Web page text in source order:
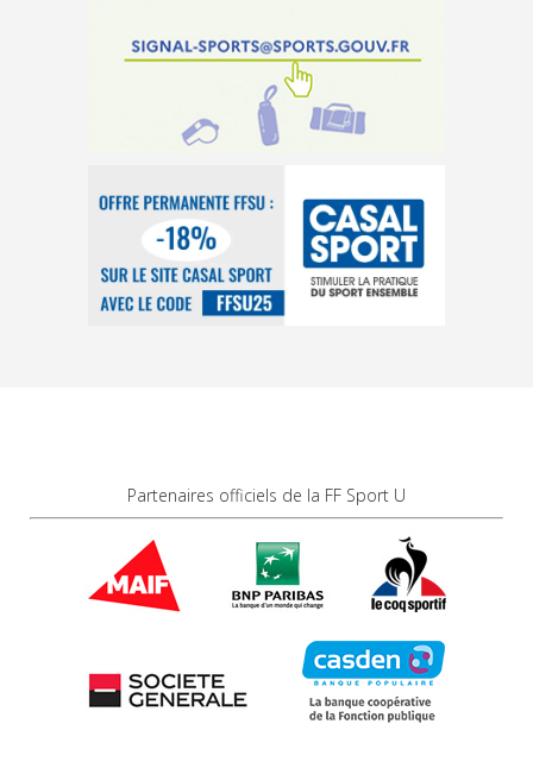
Partenaires officiels de la FF Sport U